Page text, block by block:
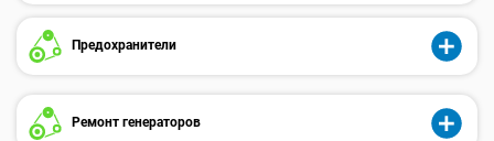
Предохранители
Ремонт генераторов